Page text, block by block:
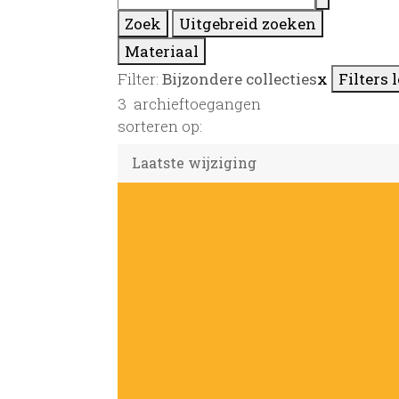
Zoek
Uitgebreid zoeken
Materiaal
Filter: Bijzondere collectiesx
Filters
3 archieftoegangen
sorteren op: